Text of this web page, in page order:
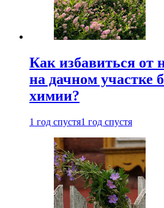
Как избавиться от
на дачном участке
химии?
1 год спустя1 год спустя